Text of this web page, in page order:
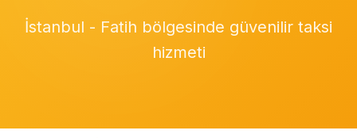
İstanbul - Fatih bölgesinde güvenilir taksi
hizmeti